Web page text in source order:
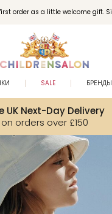
first order as a little welcome gift.
Childrensalon для эксклюзивных
покупках.
UK Next-Day Delivery
on orders over £150
SALE БРЕНДЫ